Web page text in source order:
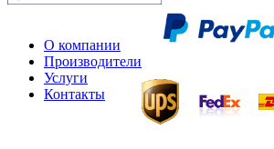
О компании
Производители
Услуги
Контакты